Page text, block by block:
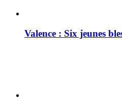
Valence : Six jeunes